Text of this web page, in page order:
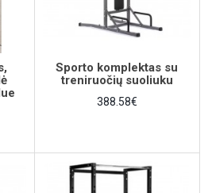
Sporto komplektas su
treniruočių suoliuku
388.58€